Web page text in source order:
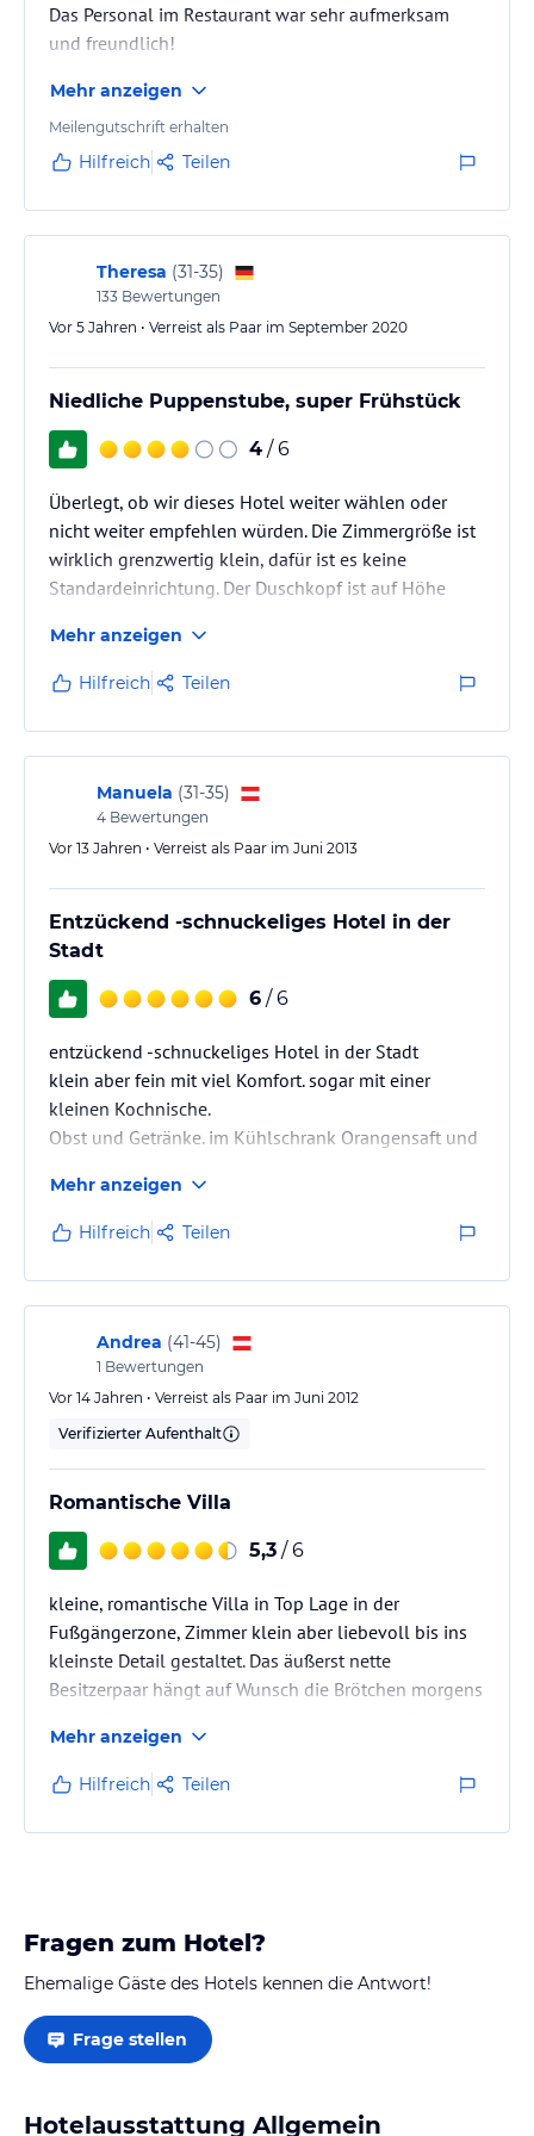
verbindlichenAngebotsdetailsdes jeweiligen Veranstalters.
Das Personal im Restaurant war sehr aufmerksam
und freundlich!
Mehr anzeigen
Meilengutschrift erhalten
Hilfreich Teilen
Theresa (31-35)
133 Bewertungen
Vor 5 Jahren • Verreist als Paar im September 2020
Niedliche Puppenstube, super Frühstück
4 / 6
Überlegt, ob wir dieses Hotel weiter wählen oder
nicht weiter empfehlen würden. Die Zimmergröße ist
wirklich grenzwertig klein, dafür ist es keine
Standardeinrichtung. Der Duschkopf ist auf Höhe
Mehr anzeigen
Hilfreich Teilen
Manuela (31-35)
4 Bewertungen
Vor 13 Jahren • Verreist als Paar im Juni 2013
Entzückend -schnuckeliges Hotel in der
Stadt
6 / 6
entzückend -schnuckeliges Hotel in der Stadt
klein aber fein mit viel Komfort. sogar mit einer
kleinen Kochnische.
Obst und Getränke. im Kühlschrank Orangensaft und
Mehr anzeigen
Hilfreich Teilen
Andrea (41-45)
1 Bewertungen
Vor 14 Jahren • Verreist als Paar im Juni 2012
Verifizierter Aufenthalt
Romantische Villa
5,3 / 6
kleine, romantische Villa in Top Lage in der
Fußgängerzone, Zimmer klein aber liebevoll bis ins
kleinste Detail gestaltet. Das äußerst nette
Besitzerpaar hängt auf Wunsch die Brötchen morgens
Nächster Strand ca. 1000m
Mehr anzeigen
Hilfreich Teilen
Fragen zum Hotel?
Ehemalige Gäste des Hotels kennen die Antwort!
Frage stellen
Hotelausstattung Allgemein